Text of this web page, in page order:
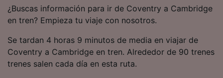
¿Buscas información para ir de Coventry a Cambridge
en tren? Empieza tu viaje con nosotros.
Se tardan 4 horas 9 minutos de media en viajar de
Coventry a Cambridge en tren. Alrededor de 90 trenes
trenes salen cada día en esta ruta.